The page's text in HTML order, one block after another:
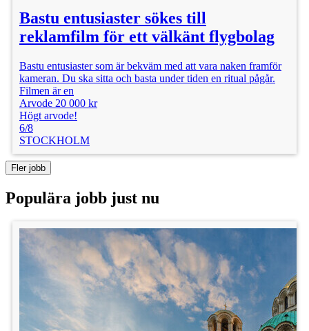
Bastu entusiaster sökes till
reklamfilm för ett välkänt flygbolag
Bastu entusiaster som är bekväm med att vara naken framför
kameran. Du ska sitta och basta under tiden en ritual pågår.
Filmen är en
Arvode 20 000 kr
Högt arvode!
6/8
STOCKHOLM
Fler jobb
Populära jobb just nu